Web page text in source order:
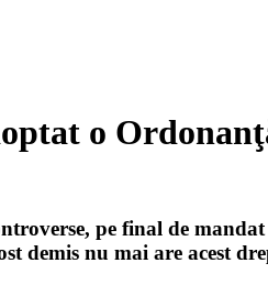
o
pe final de
demis nu mai are acest